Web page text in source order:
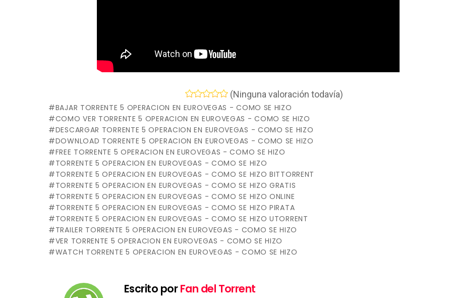
(Ninguna valoración todavía)
BAJAR TORRENTE 5 OPERACION EN EUROVEGAS - COMO SE HIZO
COMO VER TORRENTE 5 OPERACION EN EUROVEGAS - COMO SE HIZO
DESCARGAR TORRENTE 5 OPERACION EN EUROVEGAS - COMO SE HIZO
DOWNLOAD TORRENTE 5 OPERACION EN EUROVEGAS - COMO SE HIZO
FREE TORRENTE 5 OPERACION EN EUROVEGAS - COMO SE HIZO
TORRENTE 5 OPERACION EN EUROVEGAS - COMO SE HIZO
TORRENTE 5 OPERACION EN EUROVEGAS - COMO SE HIZO BITTORRENT
TORRENTE 5 OPERACION EN EUROVEGAS - COMO SE HIZO GRATIS
TORRENTE 5 OPERACION EN EUROVEGAS - COMO SE HIZO ONLINE
TORRENTE 5 OPERACION EN EUROVEGAS - COMO SE HIZO PIRATA
TORRENTE 5 OPERACION EN EUROVEGAS - COMO SE HIZO UTORRENT
TRAILER TORRENTE 5 OPERACION EN EUROVEGAS - COMO SE HIZO
VER TORRENTE 5 OPERACION EN EUROVEGAS - COMO SE HIZO
WATCH TORRENTE 5 OPERACION EN EUROVEGAS - COMO SE HIZO
Escrito porFan del Torrent